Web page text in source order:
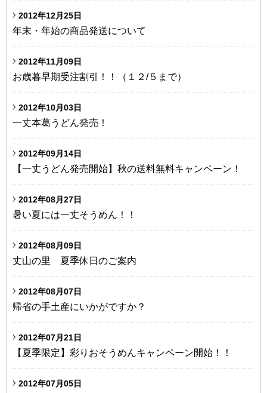
2012年12月25日
年末・年始の商品発送について
2012年11月09日
お歳暮早期受注割引！！（１２/５まで）
2012年10月03日
一丈本葛うどん発売！
2012年09月14日
【一丈うどん発売開始】秋の送料無料キャンペーン！
2012年08月27日
暑い夏には一丈そうめん！！
2012年08月09日
丈山の里 夏季休日のご案内
2012年08月07日
帰省の手土産にいかがですか？
2012年07月21日
【夏季限定】彩りおそうめんキャンペーン開始！！
2012年07月05日